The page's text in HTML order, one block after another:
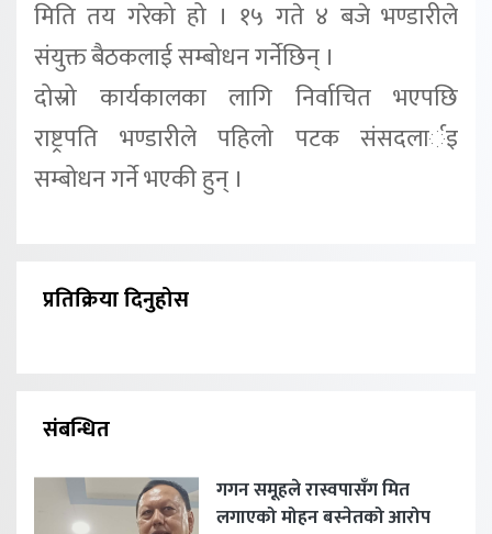
मिति तय गरेको हो । १५ गते ४ बजे भण्डारीले
संयुक्त बैठकलाई सम्बोधन गर्नेछिन् ।
दोस्रो कार्यकालका लागि निर्वाचित भएपछि
राष्ट्रपति भण्डारीले पहिलो पटक संसदलार्इ
सम्बोधन गर्ने भएकी हुन् ।
प्रतिक्रिया दिनुहोस
संबन्धित
गगन समूहले रास्वपासँग मित
लगाएको मोहन बस्नेतको आरोप